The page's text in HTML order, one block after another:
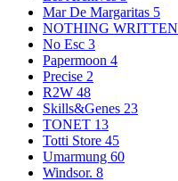
Mar De Margaritas 5
NOTHING WRITTEN
No Esc 3
Papermoon 4
Precise 2
R2W 48
Skills&Genes 23
TONET 13
Totti Store 45
Umarmung 60
Windsor. 8